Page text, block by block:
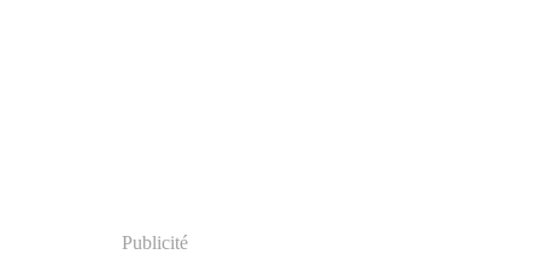
Publicité